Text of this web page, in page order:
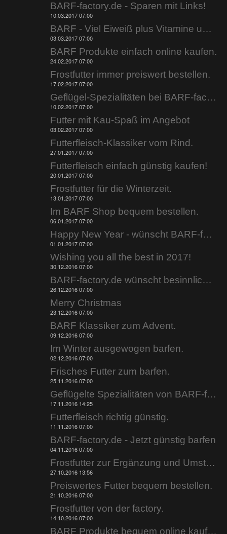
BARF-factory.de - Sparen mit Links!
10.03.2017 07:00
BARF - Viel Eiweiß plus Vitamine und Mineralien.
03.03.2017 07:00
BARF Produkte einfach online kaufen.
24.02.2017 07:00
Frostfutter immer preiswert bestellen.
17.02.2017 07:00
Geflügel-Spezialitäten bei BARF-factory.de.
10.02.2017 07:00
Futter mit Kau-Spaß im Angebot
03.02.2017 07:00
Futterfleisch-Klassiker vom Rind.
27.01.2017 07:00
Futterfleisch einfach günstig kaufen!
20.01.2017 07:00
Frostfutter für die Winterzeit.
13.01.2017 07:00
Im BARF Shop bequem bestellen.
06.01.2017 07:00
Happy New Year - wünscht BARF-factory.de.
01.01.2017 07:00
Wishing you all the best in 2017!
30.12.2016 07:00
BARF-factory.de wünscht besinnliche Weihnachtstage.
26.12.2016 07:00
Merry Christmas
23.12.2016 07:00
BARF Klassiker zum Advent.
09.12.2016 07:00
Im Winter ausgewogen barfen.
02.12.2016 07:00
Frisches Futter zum barfen.
25.11.2016 07:00
Geflügelte Spezialitäten von BARF-factory.de.
17.11.2016 14:25
Futterfleisch richtig günstig.
11.11.2016 07:00
BARF-factory.de - Jetzt günstig barfen
04.11.2016 07:00
Frostfutter zur Ergänzung und Umstellung.
27.10.2016 13:56
Preiswertes Futter bequem bestellen.
21.10.2016 07:00
Frostfutter von der factory.
14.10.2016 07:00
BARF Produkte bequem online kaufen.